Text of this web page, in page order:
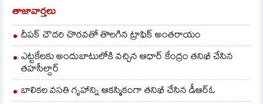
చోటుచేసుకుంది.
విద్యార్థులపై పెట్టిన అక్రమ
కేసులను
ఎత్తివేయటంతోపాటు తమ
డిమాండ్లను
పరిష్కరించకపోతే ఈ నెల
13న…
తాజావార్తలు
దీపక్ చౌదరి చొరవతో తొలగిన ట్రాఫిక్‌ అంతరాయం
ఎట్టకేలకు అందుబాటులోకి వచ్చిన ఆధార్ కేంద్రం తనిఖీ చేసిన
తహసీల్దార్
బాలికల వసతి గృహాన్ని ఆకస్మికంగా తనిఖీ చేసిన డీఆర్ఓ